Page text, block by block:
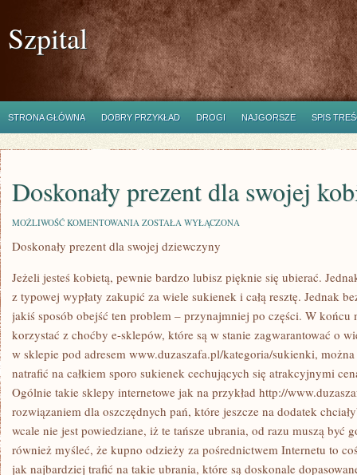
Szpital
STRONA GŁÓWNA DOBRY PRZYKŁAD DROGI NAJGORSZE SPIS
Doskonały prezent dla swojej
MOŻLIWOŚĆ KOMENTOWANIA DOSKONAŁY
DLA
SWOJEJ
ZOSTAŁA WYŁĄCZONA
Doskonały prezent dla swojej dziewczyny
Jeżeli jesteś kobietą, pewnie bardzo lubisz pięknie się ubierać.
z typowej wypłaty zakupić za wiele sukienek i całą resztę. Jednak
jakiś sposób obejść ten problem – przynajmniej po części. W końcu
korzystać z choćby e-sklepów, które są w stanie zagwarantować o
w sklepie pod adresem www.duzaszafa.pl/kategoria/sukienki,
natrafić na całkiem sporo sukienek cechujących się atrakcyjnymi
Ogólnie takie sklepy internetowe jak na przykład http://
rozwiązaniem dla oszczędnych pań, które jeszcze na dodatek
wcale nie jest powiedziane, iż te tańsze ubrania, od razu muszą być
również myśleć, że kupno odzieży za pośrednictwem Internetu to
jak najbardziej trafić na takie ubrania, które są doskonale